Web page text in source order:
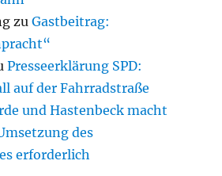
zuGastbeitrag:
Presseerklärung SPD:
auf der Fahrradstraße
und Hastenbeck macht
des
erforderlich